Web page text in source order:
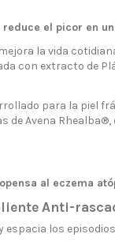
el picor en
la vida
con extracto de
para la piel
Avena
al eczema
Anti-
espacia los